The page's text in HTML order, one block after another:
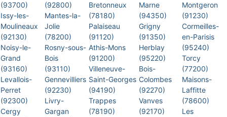
(93700)
Issy-les-
Moulineaux
(92130)
Noisy-le-
Grand
(93160)
Levallois-
Perret
(92300)
Cergy
(92800)
Mantes-la-
Jolie
(78200)
Rosny-sous-
Bois
(93110)
Gennevilliers
(92230)
Livry-
Gargan
Bretonneux
(78180)
Palaiseau
(91120)
Athis-Mons
(91200)
Villeneuve-
Saint-Georges
(94190)
Trappes
(78190)
Marne
(94350)
Grigny
(91350)
Herblay
(95220)
Bois-
Colombes
(92270)
Vanves
(92170)
Montgeron
(91230)
Cormeilles-
en-Parisis
(95240)
Torcy
(77200)
Maisons-
Laffitte
(78600)
Les